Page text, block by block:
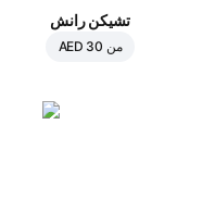
تشيكن رانش
من AED 30